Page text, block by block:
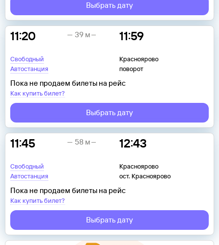
Выбрать дату
11:20
Свободный
Автостанция
11:59
Красноярово
поворот
39 м
Пока не продаем билеты на рейс
Как купить билет?
Выбрать дату
11:45
Свободный
Автостанция
12:43
Красноярово
ост. Красноярово
58 м
Пока не продаем билеты на рейс
Как купить билет?
Выбрать дату